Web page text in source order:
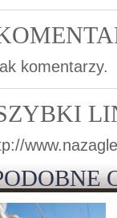
komentarzy.